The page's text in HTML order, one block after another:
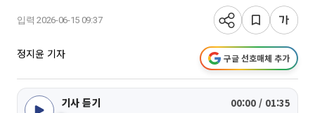
입력 2026-06-15 09:37
정지윤 기자 구글 선호매체 추가
기사 듣기 00:00 / 01:35